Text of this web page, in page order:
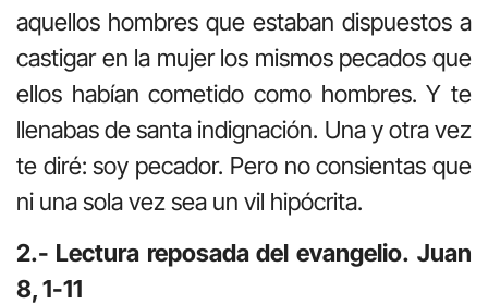
aquellos hombres que estaban dispuestos a
castigar en la mujer los mismos pecados que
ellos habían cometido como hombres. Y te
llenabas de santa indignación. Una y otra vez
te diré: soy pecador. Pero no consientas que
ni una sola vez sea un vil hipócrita.
2.- Lectura reposada del evangelio. Juan
8, 1-11